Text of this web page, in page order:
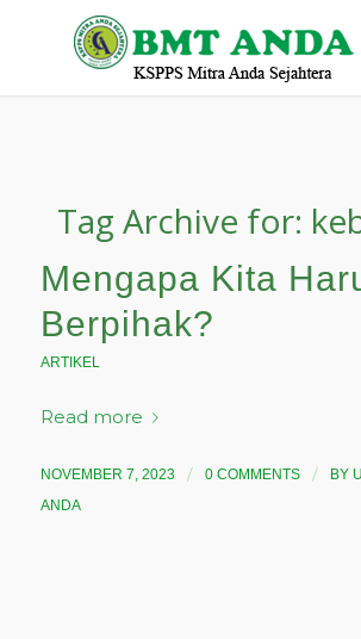
Tag Archive for:
Mengapa Kita
Berpihak?
ARTIKEL
Read more
NOVEMBER 7, 2023 / 0 COMMENTS / BY
ANDA